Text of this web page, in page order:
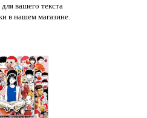
вашего текста
в нашем магазине.